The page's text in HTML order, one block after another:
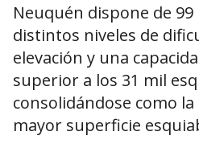
Neuquén dispone de
distintos niveles de
elevación y una
superior a los 31 mil
consolidándose como
mayor superficie